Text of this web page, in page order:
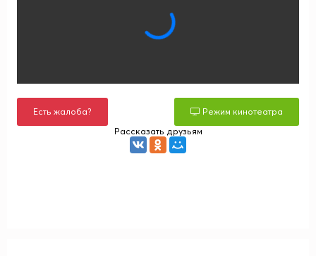
Есть жалоба?
Режим кинотеатра
Рассказать друзьям